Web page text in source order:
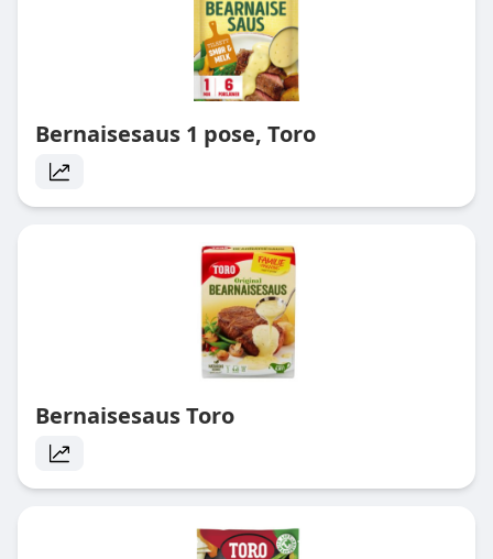
Bernaisesaus 1 pose, Toro
Bernaisesaus Toro